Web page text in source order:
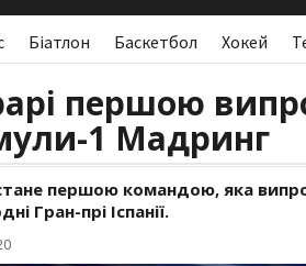
Біатлон Баскетбол Хокей
першою
1 Мадринг
першою командою, яка
Гран-прі Іспанії.